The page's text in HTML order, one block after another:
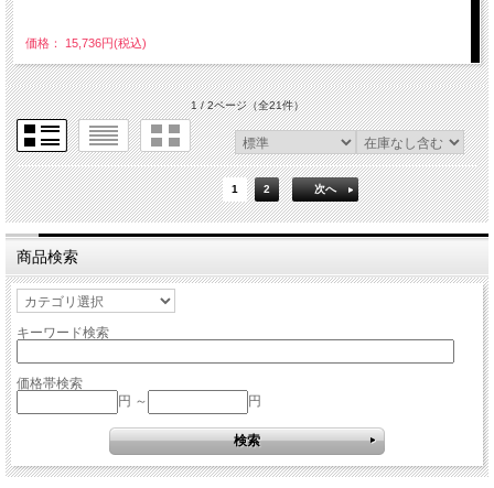
価格： 15,736円(税込)
1 / 2ページ（全21件）
1 2 次へ
商品検索
キーワード検索
価格帯検索
円 ～
円